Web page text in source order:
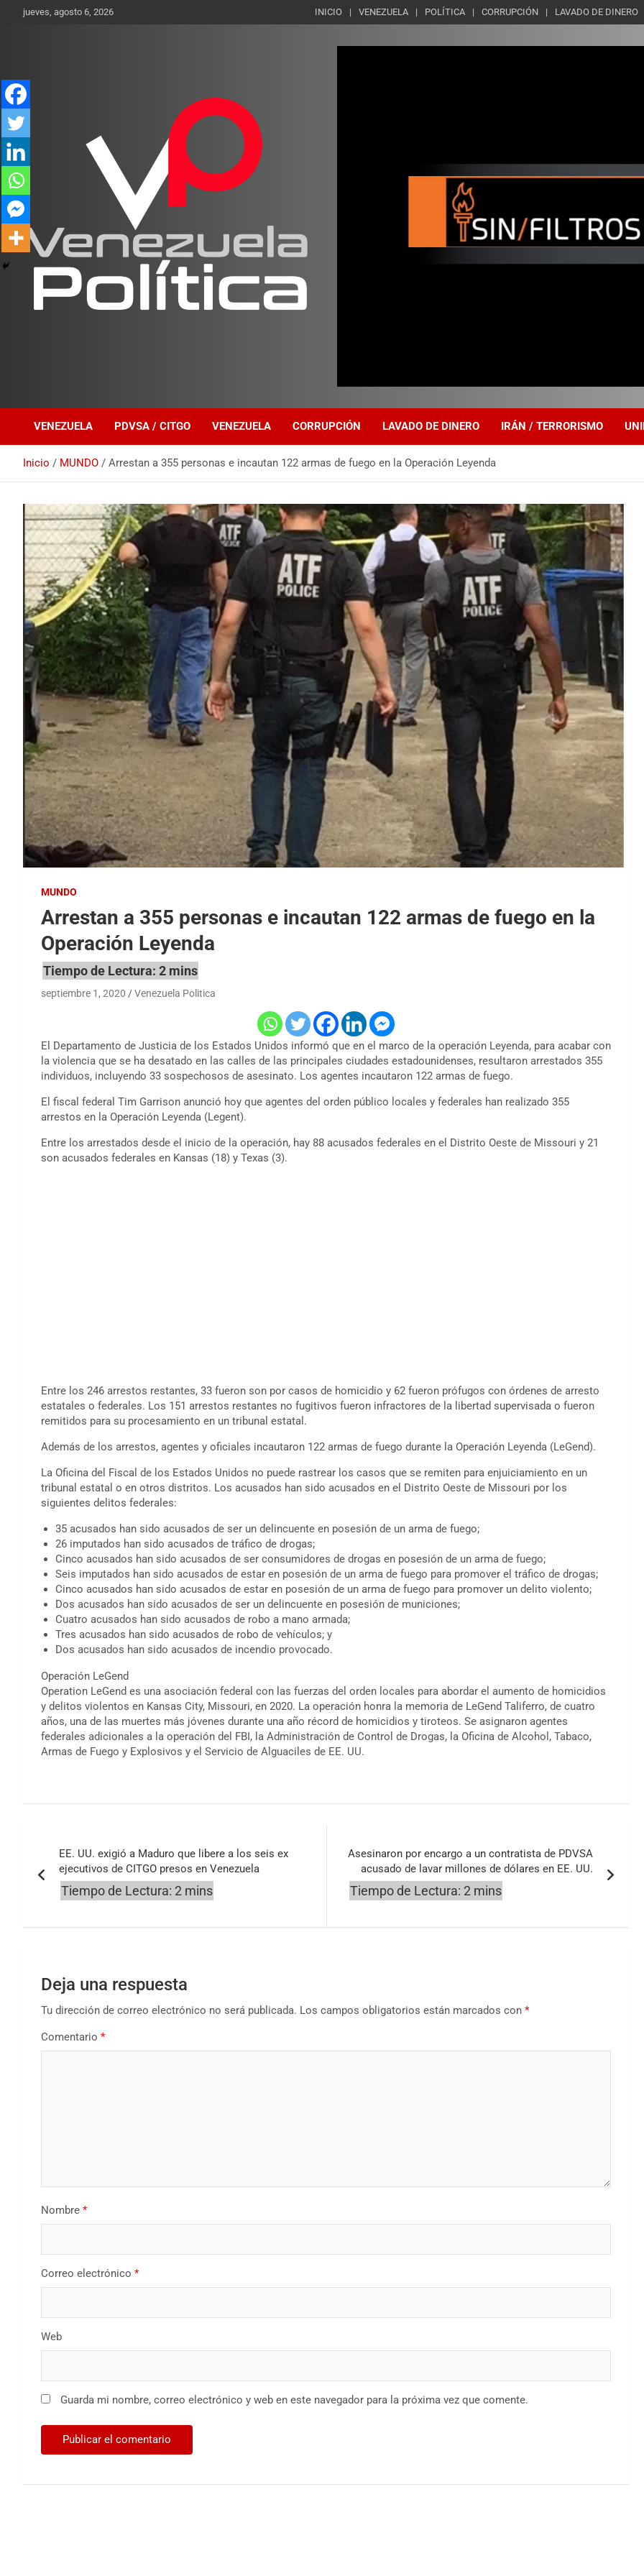
Saltarjueves, agosto 6, 2026 INICIO VENEZUELA POLÍTICA CORRUPCIÓN LAVADO DE DINERO
VENEZUELA PDVSA / CITGO VENEZUELA CORRUPCIÓN LAVADO DE DINERO IRÁN / TERRORISMO
Inicio MUNDO Arrestan a 355 personas e incautan 122 armas de fuego en la Operación Leyenda
MUNDO
Arrestan a 355 personas e incautan 122 armas de fuego en la
Operación Leyenda
septiembre 1, 2020 Venezuela Politica
El Departamento de Justicia de los Estados Unidos informó que en el marco de la operación Leyenda, para acabar con
la violencia que se ha desatado en las calles de las principales ciudades estadounidenses, resultaron arrestados 355
individuos, incluyendo 33 sospechosos de asesinato. Los agentes incautaron 122 armas de fuego.
El fiscal federal Tim Garrison anunció hoy que agentes del orden público locales y federales han realizado 355
arrestos en la Operación Leyenda (Legent).
Entre los arrestados desde el inicio de la operación, hay 88 acusados ​​federales en el Distrito Oeste de Missouri y 21
son acusados ​​federales en Kansas (18) y Texas (3).
Entre los 246 arrestos restantes, 33 fueron son por casos de homicidio y 62 fueron prófugos con órdenes de arresto
estatales o federales. Los 151 arrestos restantes no fugitivos fueron infractores de la libertad supervisada o fueron
remitidos para su procesamiento en un tribunal estatal.
Además de los arrestos, agentes y oficiales incautaron 122 armas de fuego durante la Operación Leyenda (LeGend).
La Oficina del Fiscal de los Estados Unidos no puede rastrear los casos que se remiten para enjuiciamiento en un
tribunal estatal o en otros distritos. Los acusados ​​han sido acusados ​​en el Distrito Oeste de Missouri por los
siguientes delitos federales:
35 acusados ​​han sido acusados ​​de ser un delincuente en posesión de un arma de fuego;
26 imputados han sido acusados ​​de tráfico de drogas;
Cinco acusados ​​han sido acusados ​​de ser consumidores de drogas en posesión de un arma de fuego;
Seis imputados han sido acusados ​​de estar en posesión de un arma de fuego para promover el tráfico de drogas;
Cinco acusados ​​han sido acusados ​​de estar en posesión de un arma de fuego para promover un delito violento;
Dos acusados ​​han sido acusados ​​de ser un delincuente en posesión de municiones;
Cuatro acusados ​​han sido acusados ​​de robo a mano armada;
Tres acusados ​​han sido acusados ​​de robo de vehículos; y
Dos acusados ​​han sido acusados ​​de incendio provocado.
Operación LeGend
Operation LeGend es una asociación federal con las fuerzas del orden locales para abordar el aumento de homicidios
y delitos violentos en Kansas City, Missouri, en 2020. La operación honra la memoria de LeGend Taliferro, de cuatro
años, una de las muertes más jóvenes durante una año récord de homicidios y tiroteos. Se asignaron agentes
federales adicionales a la operación del FBI, la Administración de Control de Drogas, la Oficina de Alcohol, Tabaco,
Armas de Fuego y Explosivos y el Servicio de Alguaciles de EE. UU.
de
entradas
EE. UU. exigió a Maduro que libere a los seis ex
ejecutivos de CITGO presos en Venezuela
Asesinaron por encargo a un contratista de PDVSA
acusado de lavar millones de dólares en EE. UU.
Deja una respuesta
Tu dirección de correo electrónico no será publicada. Los campos obligatorios están marcados con *
Comentario *
Nombre *
Correo electrónico *
Web
Guarda mi nombre, correo electrónico y web en este navegador para la próxima vez que comente.